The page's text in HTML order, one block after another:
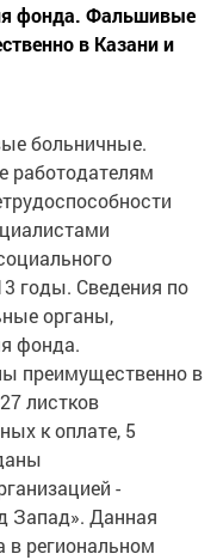
фонда. Фальшивые
в Казани и
больничные.
работодателям
годы. Сведения по
органы,
фонда.
преимущественно в
листков
к оплате, 5
-
Запад». Данная
в региональном